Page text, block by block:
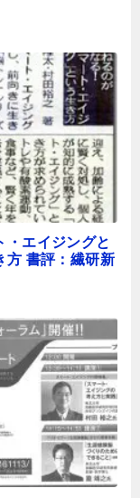
・エイジングと
方 書評：繊研新